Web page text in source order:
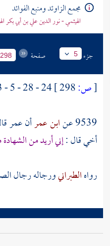
مجمع الزاوئد ومنبع الفوائد
الهيثمي - نور الدين علي بن أبي بكر
جزء 5 صفحة 298
[ص:
24 - 28 - 5 - 3 - باب التعرض للشهادة
9539 عن
ابن عمرأنعمر
أخي قال :إني أريد من
رواهالطبرانيورجاله رجال